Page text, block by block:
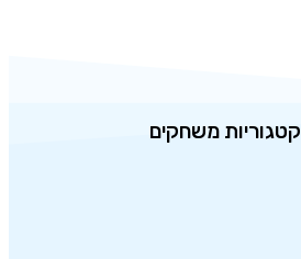
קטגוריות משחקים